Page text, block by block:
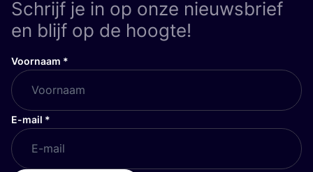
Schrijf je in op onze nieuwsbrief
en blijf op de hoogte!
Voornaam *
E-mail *